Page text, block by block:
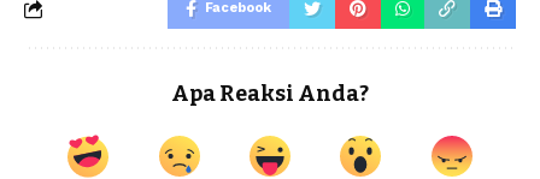
Facebook
Apa Reaksi Anda?